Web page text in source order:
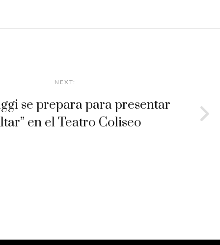
NEXT:
se prepara para presentar
en el Teatro Coliseo